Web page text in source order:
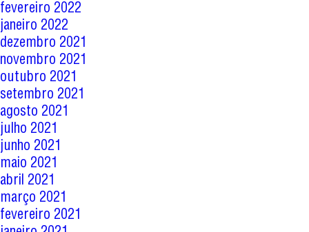
fevereiro 2022
janeiro 2022
dezembro 2021
novembro 2021
outubro 2021
setembro 2021
agosto 2021
julho 2021
junho 2021
maio 2021
abril 2021
março 2021
fevereiro 2021